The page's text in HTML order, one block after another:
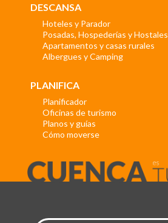
DESCANSA
Hoteles y Parador
Posadas, Hospederías y Hostales
Apartamentos y casas rurales
Albergues y Camping
PLANIFICA
Planificador
Oficinas de turismo
Planos y guías
Cómo moverse